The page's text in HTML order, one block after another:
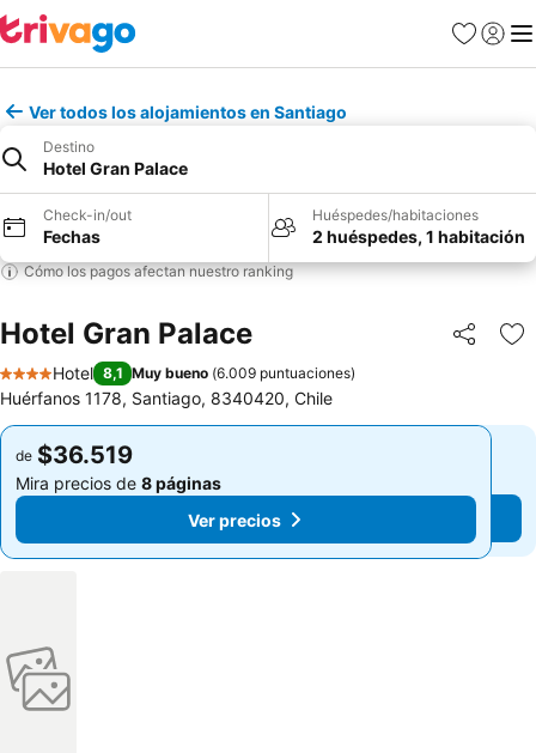
Favoritos
Iniciar
Ver todos los alojamientos en Santiago
Destino
Hotel Gran Palace
Check-in/out
Fechas
Huéspedes/habitaciones
2 huéspedes, 1 habitación
Cómo los pagos afectan nuestro ranking
Hotel Gran Palace Compartir
4 Estrellas
Hotel 8,1 Muy bueno (6.009 puntuaciones)
Huérfanos 1178, Santiago, 8340420, Chile
de $36.519
Mira precios de 8 páginas
Ver precios
de $36.519
Mira precios de 8 páginas
Ver precios